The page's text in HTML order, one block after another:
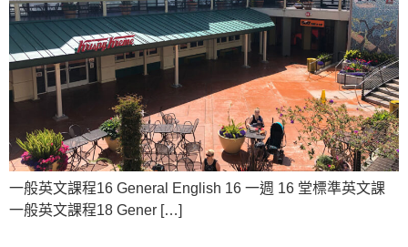
一般英文課程16 General English 16 一週 16 堂標準英文課
一般英文課程18 Gener […]